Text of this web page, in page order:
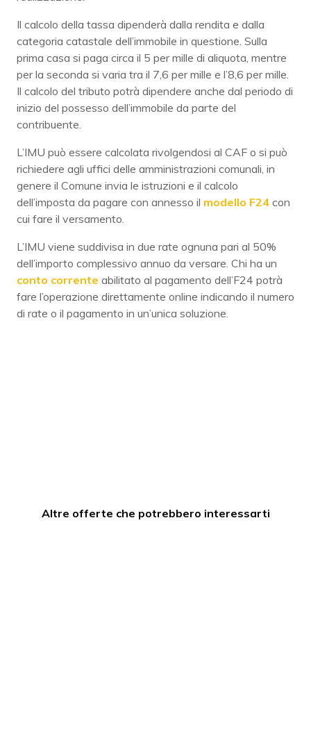
Il calcolo della tassa dipenderà dalla rendita e dalla
categoria catastale dell’immobile in questione. Sulla
prima casa si paga circa il 5 per mille di aliquota, mentre
per la seconda si varia tra il 7,6 per mille e l’8,6 per mille.
Il calcolo del tributo potrà dipendere anche dal periodo di
inizio del possesso dell’immobile da parte del
contribuente.
L’IMU può essere calcolata rivolgendosi al CAF o si può
richiedere agli uffici delle amministrazioni comunali, in
genere il Comune invia le istruzioni e il calcolo
dell’imposta da pagare con annesso il modello F24 con
cui fare il versamento.
L’IMU viene suddivisa in due rate ognuna pari al 50%
dell’importo complessivo annuo da versare. Chi ha un
conto corrente abilitato al pagamento dell’F24 potrà
fare l’operazione direttamente online indicando il numero
di rate o il pagamento in un’unica soluzione.
Altre offerte che potrebbero interessarti